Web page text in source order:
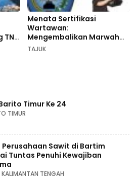
TNI
Menata Sertifikasi
Wartawan:
Mengembalikan Marwah
Pers dan Keadilan
TAJUK
Timur Ke 24
TIMUR
Perusahaan Sawit di Bartim
Tuntas Penuhi Kewajiban
TENGAH